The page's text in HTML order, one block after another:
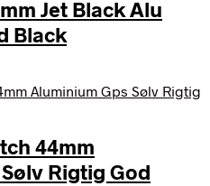
Jet Black Alu
Black
44mm
Rigtig God